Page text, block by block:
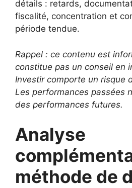
détails : retards,
fiscalité, concentration et
période tendue.
Rappel : ce contenu est
constitue pas un conseil en
Investir comporte un risque
Les performances passées
des performances futures.
Analyse
méthode de